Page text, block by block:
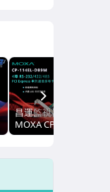
昌運監視器
MOXA CP-
114EL-DB9M 4
232/422/485